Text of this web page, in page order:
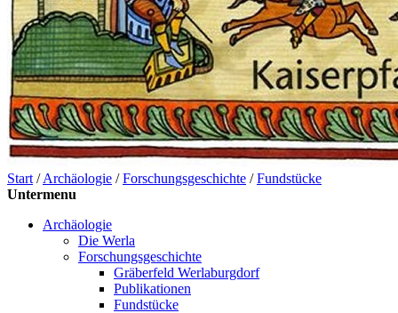
Start /Archäologie /Forschungsgeschichte /Fundstücke
Untermenu
Archäologie
Die Werla
Forschungsgeschichte
Gräberfeld Werlaburgdorf
Publikationen
Fundstücke